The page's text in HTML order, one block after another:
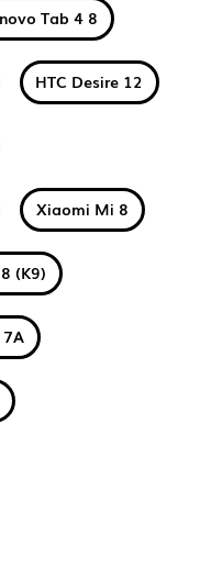
Tab 4 8
HTC Desire 12
Xiaomi Mi 8
(K9)